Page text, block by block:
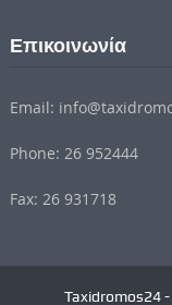
Επικοινωνία
Email:
Phone: 26 952444
Fax: 26 931718
Taxidromos24